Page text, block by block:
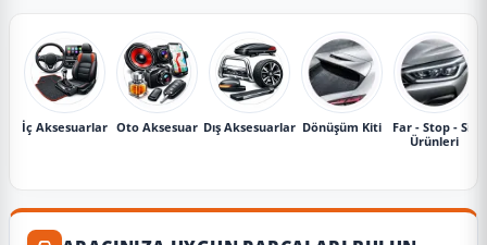
İç Aksesuarlar Oto Aksesuar Dış Aksesuarlar Dönüşüm Kiti
Far - Stop - Sis
Ürünleri